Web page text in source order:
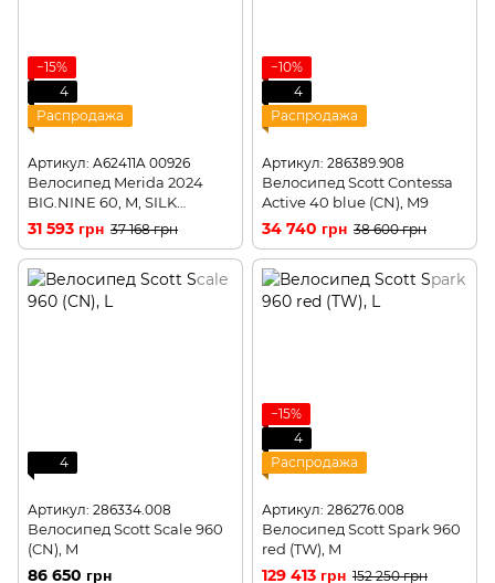
−15%
4
Распродажа
Артикул: A62411A 00926
Велосипед Merida 2024
BIG.NINE 60, M, SILK
PURPLE(CHAMPAGNE)
31 593 грн 37 168 грн
−10%
4
Распродажа
Артикул: 286389.908
Велосипед Scott Contessa
Active 40 blue (CN), M9
34 740 грн 38 600 грн
4
Артикул: 286334.008
Велосипед Scott Scale 960
(CN), M
86 650 грн
−15%
4
Распродажа
Артикул: 286276.008
Велосипед Scott Spark 960
red (TW), M
129 413 грн 152 250 грн